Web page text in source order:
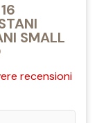
SMALL
recensioni